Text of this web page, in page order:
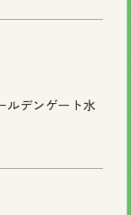
デンゲート水